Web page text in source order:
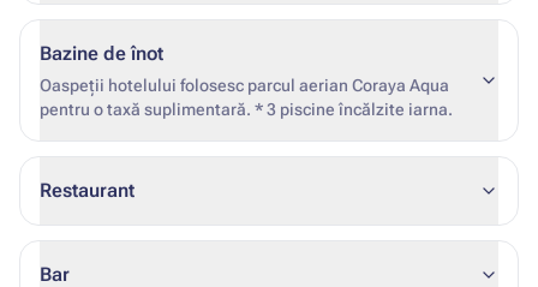
Bazine de înot
Oaspeții hotelului folosesc parcul aerian Coraya Aqua
pentru o taxă suplimentară. * 3 piscine încălzite iarna.
Restaurant
Bar